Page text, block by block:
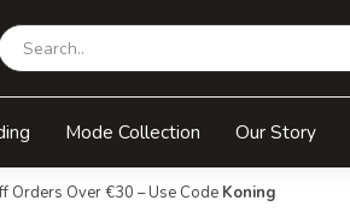
Mode Collection Our Story
Orders Over €30 – Use Code Koning
wit - 10x8 Micro Led